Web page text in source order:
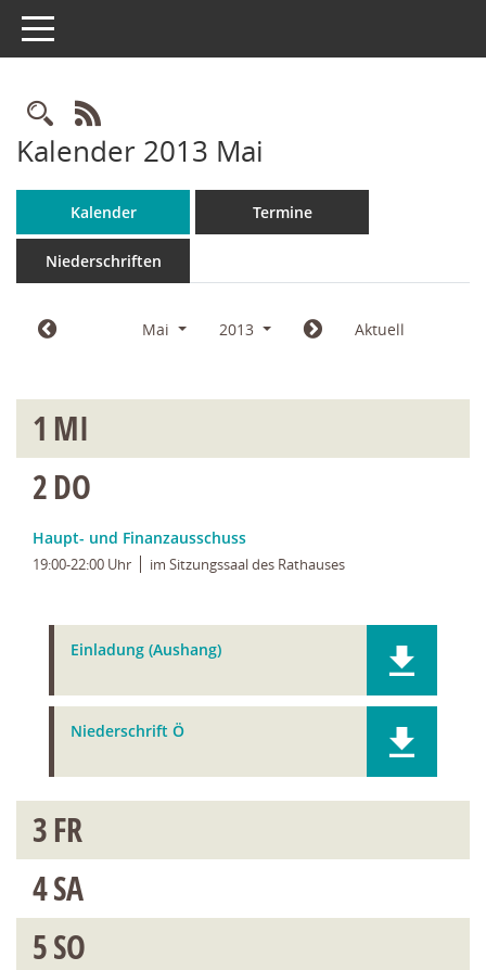
Toggle navigation
Rechercheauswahl
RSS-Feed
Kalender 2013 Mai
Kalender Termine
Niederschriften
Mai 2013 Aktuell
1 MI
2DO
Haupt- und Finanzausschuss
19:00-22:00 Uhr im Sitzungssaal des Rathauses
Einladung (Aushang)
Niederschrift Ö
3FR
4SA
5SO